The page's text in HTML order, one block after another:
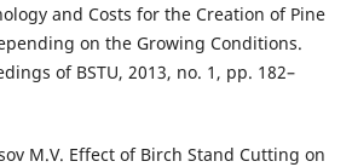
and Costs for the Creation of Pine
on the Growing Conditions.
of BSTU, 2013, no. 1, pp. 182–
M.V. Effect of Birch Stand Cutting on